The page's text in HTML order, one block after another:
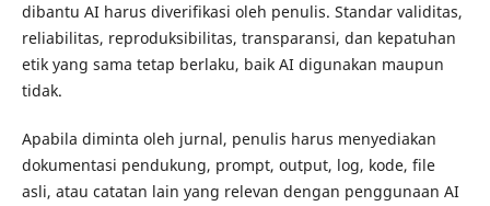
dibantu AI harus diverifikasi oleh penulis. Standar validitas,
reliabilitas, reproduksibilitas, transparansi, dan kepatuhan
etik yang sama tetap berlaku, baik AI digunakan maupun
tidak.
Apabila diminta oleh jurnal, penulis harus menyediakan
dokumentasi pendukung, prompt, output, log, kode, file
asli, atau catatan lain yang relevan dengan penggunaan AI